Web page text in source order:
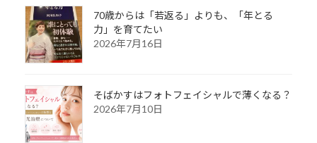
70歳からは「若返る」よりも、「年とる
力」を育てたい
2026年7月16日
そばかすはフォトフェイシャルで薄くなる？
2026年7月10日